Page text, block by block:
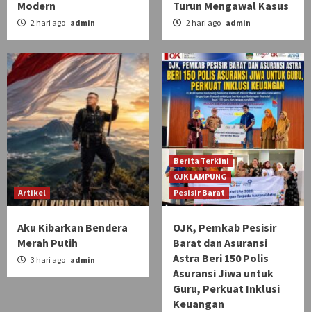
Modern
2 hari ago admin
Turun Mengawal Kasus
2 hari ago admin
Artikel
Aku Kibarkan Bendera
Merah Putih
3 hari ago admin
Berita Terkini
OJK LAMPUNG
Pesisir Barat
OJK, Pemkab Pesisir
Barat dan Asuransi
Astra Beri 150 Polis
Asuransi Jiwa untuk
Guru, Perkuat Inklusi
Keuangan